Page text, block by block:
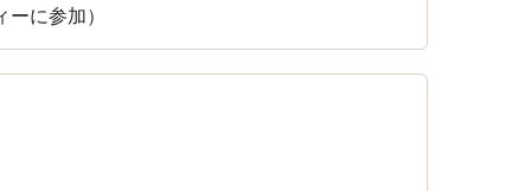
に参加）